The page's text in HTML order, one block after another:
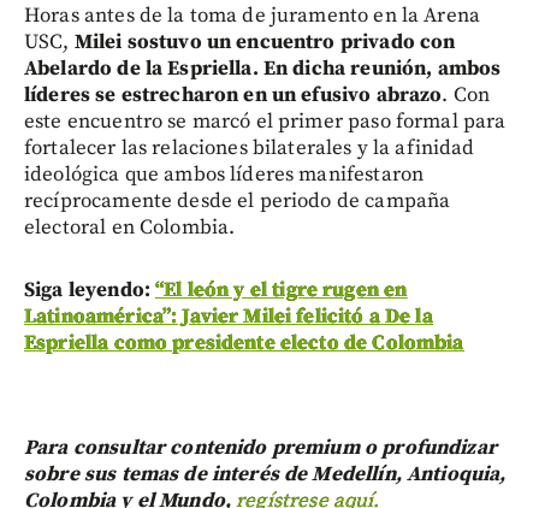
Horas antes de la toma de juramento en la Arena
USC, Milei sostuvo un encuentro privado con
Abelardo de la Espriella. En dicha reunión, ambos
líderes se estrecharon en un efusivo abrazo. Con
este encuentro se marcó el primer paso formal para
fortalecer las relaciones bilaterales y la afinidad
ideológica que ambos líderes manifestaron
recíprocamente desde el periodo de campaña
electoral en Colombia.
Siga leyendo:“El león y el tigre rugen en
Latinoamérica”: Javier Milei felicitó a De la
Espriella como presidente electo de Colombia
Para consultar contenido premium o profundizar
sobre sus temas de interés de Medellín, Antioquia,
Colombia y el Mundo,regístrese aquí.